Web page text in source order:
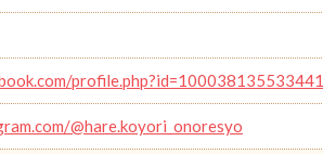
profile.php?id=100038135533441
@hare.koyori_onoresyo